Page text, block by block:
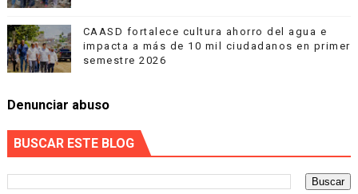
CAASD fortalece cultura ahorro del agua e
impacta a más de 10 mil ciudadanos en primer
semestre 2026
Denunciar abuso
BUSCAR ESTE BLOG